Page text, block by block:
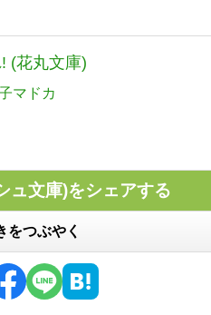
(花丸文庫)
マドカ
ュ文庫)をシェアする
をつぶやく